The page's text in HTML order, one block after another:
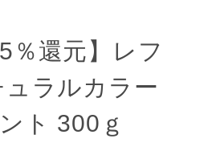
％還元】レフ
ュラルカラー
ト 300ｇ